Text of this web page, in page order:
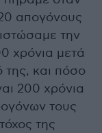
απογόνους
την
χρόνια μετά
της, και πόσο
200 χρόνια
τους
της